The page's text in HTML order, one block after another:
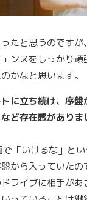
たと思うのです
ンスをしっかり
かなと思います。
に立ち続け、序
ど存在感があり
「いけるな」と
から入っていた
ライブに相手が